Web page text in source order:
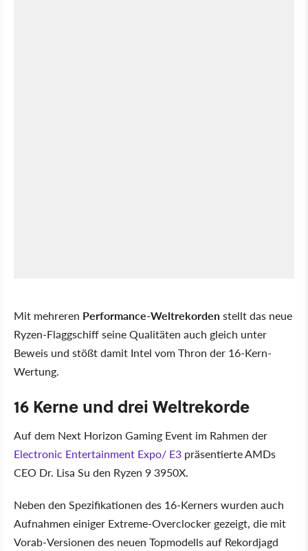
Mit mehreren Performance-Weltrekordenstellt das neue
Ryzen-Flaggschiff seine Qualitäten auch gleich unter
Beweis und stößt damit Intel vom Thron der 16-Kern-
Wertung.
16 Kerne und drei Weltrekorde
Auf dem Next Horizon Gaming Event im Rahmen der
Electronic Entertainment Expo/ E3 präsentierte AMDs
CEO Dr. Lisa Su den Ryzen 9 3950X.
Neben den Spezifikationen des 16-Kerners wurden auch
Aufnahmen einiger Extreme-Overclocker gezeigt, die mit
Vorab-Versionen des neuen Topmodells auf Rekordjagd